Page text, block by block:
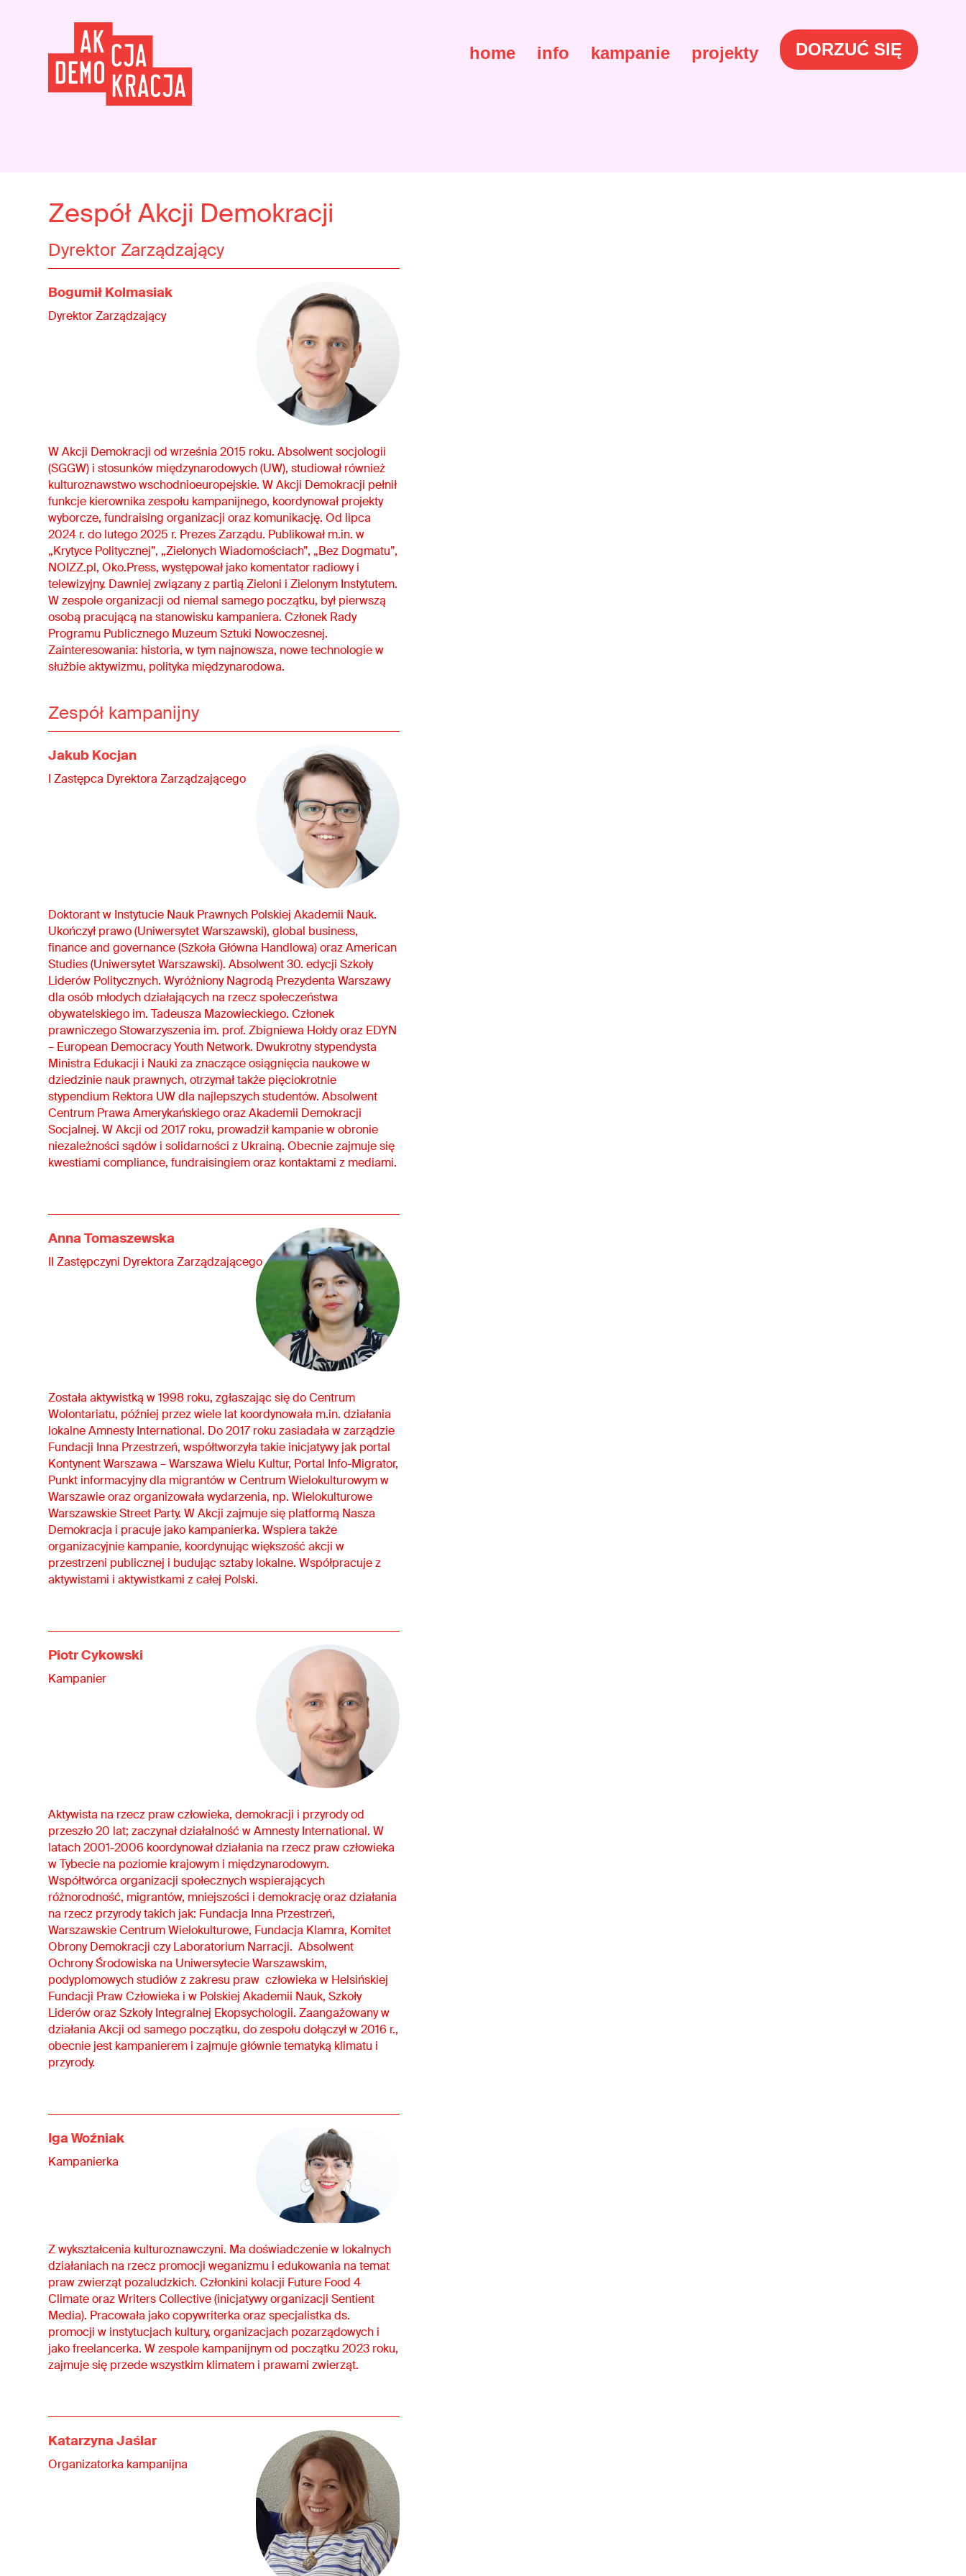
home info kampanie projekty DORZUĆ SIĘ
Zespół Akcji Demokracji
Dyrektor Zarządzający
Bogumił Kolmasiak
Dyrektor Zarządzający
W Akcji Demokracji od września 2015 roku. Absolwent socjologii
(SGGW) i stosunków międzynarodowych (UW), studiował również
kulturoznawstwo wschodnioeuropejskie. W Akcji Demokracji pełnił
funkcje kierownika zespołu kampanijnego, koordynował projekty
wyborcze, fundraising organizacji oraz komunikację. Od lipca
2024 r. do lutego 2025 r. Prezes Zarządu. Publikował m.in. w
„Krytyce Politycznej”, „Zielonych Wiadomościach”, „Bez Dogmatu”,
NOIZZ.pl, Oko.Press, występował jako komentator radiowy i
telewizyjny. Dawniej związany z partią Zieloni i Zielonym Instytutem.
W zespole organizacji od niemal samego początku, był pierwszą
osobą pracującą na stanowisku kampaniera. Członek Rady
Programu Publicznego Muzeum Sztuki Nowoczesnej.
Zainteresowania: historia, w tym najnowsza, nowe technologie w
służbie aktywizmu, polityka międzynarodowa.
Zespół kampanijny
Jakub Kocjan
I Zastępca Dyrektora Zarządzającego
Doktorant w Instytucie Nauk Prawnych Polskiej Akademii Nauk.
Ukończył prawo (Uniwersytet Warszawski), global business,
finance and governance (Szkoła Główna Handlowa) oraz American
Studies (Uniwersytet Warszawski). Absolwent 30. edycji Szkoły
Liderów Politycznych. Wyróżniony Nagrodą Prezydenta Warszawy
dla osób młodych działających na rzecz społeczeństwa
obywatelskiego im. Tadeusza Mazowieckiego. Członek
prawniczego Stowarzyszenia im. prof. Zbigniewa Hołdy oraz EDYN
– European Democracy Youth Network. Dwukrotny stypendysta
Ministra Edukacji i Nauki za znaczące osiągnięcia naukowe w
dziedzinie nauk prawnych, otrzymał także pięciokrotnie
stypendium Rektora UW dla najlepszych studentów. Absolwent
Centrum Prawa Amerykańskiego oraz Akademii Demokracji
Socjalnej. W Akcji od 2017 roku, prowadził kampanie w obronie
niezależności sądów i solidarności z Ukrainą. Obecnie zajmuje się
kwestiami compliance, fundraisingiem oraz kontaktami z mediami.
Anna Tomaszewska
II Zastępczyni Dyrektora Zarządzającego
Została aktywistką w 1998 roku, zgłaszając się do Centrum
Wolontariatu, później przez wiele lat koordynowała m.in. działania
lokalne Amnesty International. Do 2017 roku zasiadała w zarządzie
Fundacji Inna Przestrzeń, współtworzyła takie inicjatywy jak portal
Kontynent Warszawa – Warszawa Wielu Kultur, Portal Info-Migrator,
Punkt informacyjny dla migrantów w Centrum Wielokulturowym w
Warszawie oraz organizowała wydarzenia, np. Wielokulturowe
Warszawskie Street Party. W Akcji zajmuje się platformą Nasza
Demokracja i pracuje jako kampanierka. Wspiera także
organizacyjnie kampanie, koordynując większość akcji w
przestrzeni publicznej i budując sztaby lokalne. Współpracuje z
aktywistami i aktywistkami z całej Polski.
Piotr Cykowski
Kampanier
Aktywista na rzecz praw człowieka, demokracji i przyrody od
przeszło 20 lat; zaczynał działalność w Amnesty International. W
latach 2001-2006 koordynował działania na rzecz praw człowieka
w Tybecie na poziomie krajowym i międzynarodowym.
Współtwórca organizacji społecznych wspierających
różnorodność, migrantów, mniejszości i demokrację oraz działania
na rzecz przyrody takich jak: Fundacja Inna Przestrzeń,
Warszawskie Centrum Wielokulturowe, Fundacja Klamra, Komitet
Obrony Demokracji czy Laboratorium Narracji. Absolwent
Ochrony Środowiska na Uniwersytecie Warszawskim,
podyplomowych studiów z zakresu praw człowieka w Helsińskiej
Fundacji Praw Człowieka i w Polskiej Akademii Nauk, Szkoły
Liderów oraz Szkoły Integralnej Ekopsychologii. Zaangażowany w
działania Akcji od samego początku, do zespołu dołączył w 2016 r.,
obecnie jest kampanierem i zajmuje głównie tematyką klimatu i
przyrody.
Iga Woźniak
Kampanierka
Z wykształcenia kulturoznawczyni. Ma doświadczenie w lokalnych
działaniach na rzecz promocji weganizmu i edukowania na temat
praw zwierząt pozaludzkich. Członkini kolacji Future Food 4
Climate oraz Writers Collective (inicjatywy organizacji Sentient
Media). Pracowała jako copywriterka oraz specjalistka ds.
promocji w instytucjach kultury, organizacjach pozarządowych i
jako freelancerka. W zespole kampanijnym od początku 2023 roku,
zajmuje się przede wszystkim klimatem i prawami zwierząt.
Katarzyna Jaślar
Organizatorka kampanijna